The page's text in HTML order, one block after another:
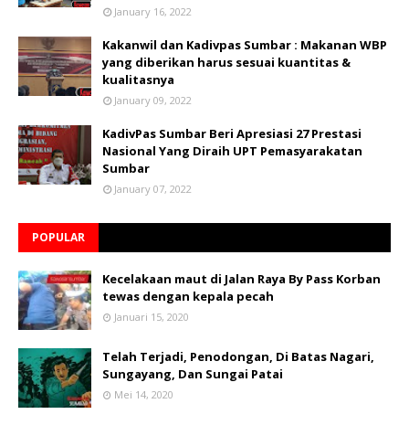
January 16, 2022
Kakanwil dan Kadivpas Sumbar : Makanan WBP
yang diberikan harus sesuai kuantitas &
kualitasnya
January 09, 2022
KadivPas Sumbar Beri Apresiasi 27 Prestasi
Nasional Yang Diraih UPT Pemasyarakatan
Sumbar
January 07, 2022
POPULAR
Kecelakaan maut di Jalan Raya By Pass Korban
tewas dengan kepala pecah
Januari 15, 2020
Telah Terjadi, Penodongan, Di Batas Nagari,
Sungayang, Dan Sungai Patai
Mei 14, 2020